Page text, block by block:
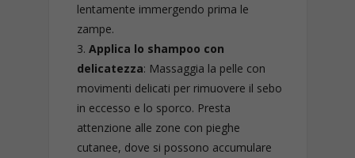
lentamente immergendo prima le
zampe.
Applica lo shampoo con
delicatezza: Massaggia la pelle con
movimenti delicati per rimuovere il sebo
in eccesso e lo sporco. Presta
attenzione alle zone con pieghe
cutanee, dove si possono accumulare